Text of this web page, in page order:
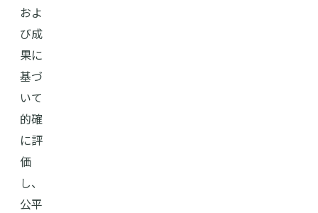
およ
び成
果に
基づ
いて
的確
に評
価
し、
公平